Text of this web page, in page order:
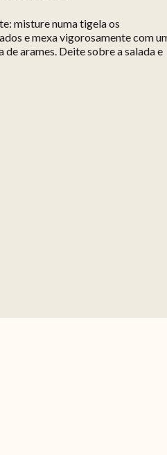
misture numa tigela os
e mexa vigorosamente com
de arames. Deite sobre a salada e